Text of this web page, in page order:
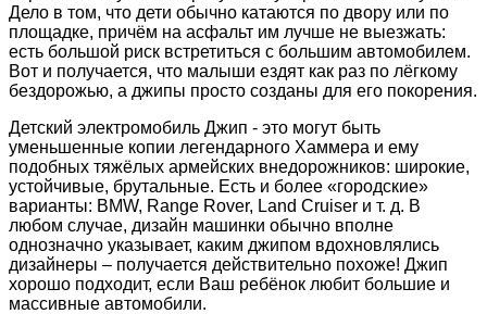
Дело в том, что дети обычно катаются по двору или по
площадке, причём на асфальт им лучше не выезжать:
есть большой риск встретиться с большим автомобилем.
Вот и получается, что малыши ездят как раз по лёгкому
бездорожью, а джипы просто созданы для его покорения.
Детский электромобиль Джип - это могут быть
уменьшенные копии легендарного Хаммера и ему
подобных тяжёлых армейских внедорожников: широкие,
устойчивые, брутальные. Есть и более «городские»
варианты: BMW, Range Rover, Land Cruiser и т. д. В
любом случае, дизайн машинки обычно вполне
однозначно указывает, каким джипом вдохновлялись
дизайнеры – получается действительно похоже! Джип
хорошо подходит, если Ваш ребёнок любит большие и
массивные автомобили.